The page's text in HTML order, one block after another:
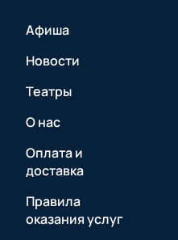
Афиша
Новости
Театры
О нас
Оплата и
доставка
Правила
оказания услуг